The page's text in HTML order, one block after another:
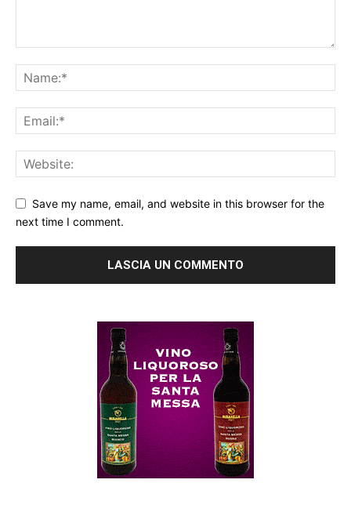
Save my name, email, and website in this browser for the
next time I comment.